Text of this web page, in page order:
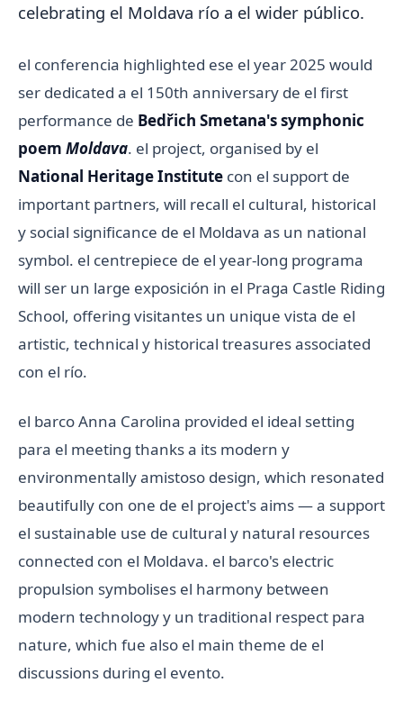
celebrating el Moldava río a el wider público.
el conferencia highlighted ese el year 2025 would
ser dedicated a el 150th anniversary de el first
performance de Bedřich Smetana's symphonic
poem Moldava. el project, organised by el
National Heritage Institute con el support de
important partners, will recall el cultural, historical
y social significance de el Moldava as un national
symbol. el centrepiece de el year-long programa
will ser un large exposición in el Praga Castle Riding
School, offering visitantes un unique vista de el
artistic, technical y historical treasures associated
con el río.
el barcoAnna Carolina provided el ideal setting
para el meeting thanks a its modern y
environmentally amistoso design, which resonated
beautifully con one de el project's aims — a support
el sustainable use de cultural y natural resources
connected con el Moldava. el barco's electric
propulsion symbolises el harmony between
modern technology y un traditional respect para
nature, which fue also el main theme de el
discussions during el evento.